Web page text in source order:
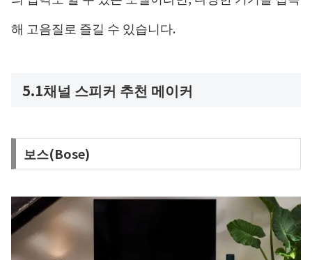
해 고음질로 즐길 수 있습니다.
5.1채널 스피커 추천 메이커
보스(Bose)